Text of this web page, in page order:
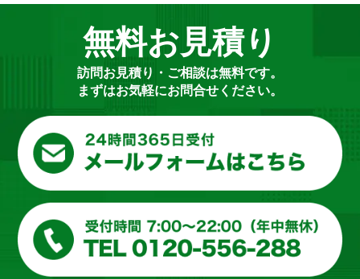
無料お見積り
訪問お見積り・ご相談は無料です。
まずはお気軽にお問合せください。